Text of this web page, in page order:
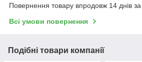
Повернення товару впродовж 14 днів
Всі умови повернення
Подібні товари компанії